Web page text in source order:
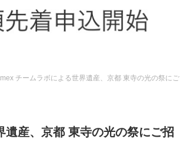
チームラボによる世界遺産、京都 東寺の光の祭にご
産、京都 東寺の光の祭にご招